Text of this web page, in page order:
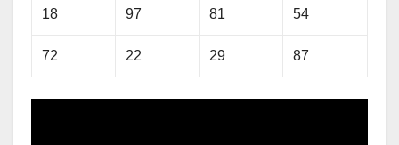
18 97 81 54
72 22 29 87